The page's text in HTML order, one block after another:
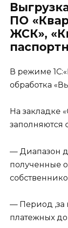
ПО
ЖСК»,
В режиме
обработка
На закладке
заполняются
— Диапазон
полученные
— Период ,за
платежных